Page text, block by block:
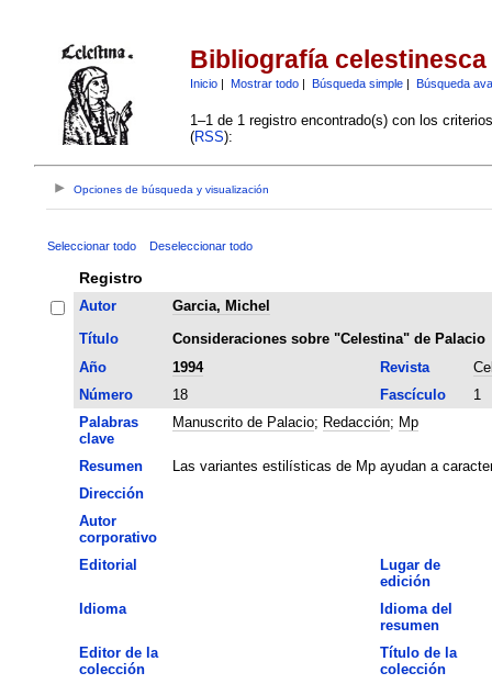
Bibliografía celestinesca
Inicio| Mostrar todo| Búsqueda simple| Búsqueda
1–1 de 1 registro encontrado(s) con los
(RSS):
Opciones de búsqueda y visualización
Seleccionar todo Deseleccionar todo
Registro
Autor
Garcia, Michel
Título
Consideraciones sobre "Celestina" de Palacio
Año
1994 Revista
Número
18 Fascículo
1
Palabras
clave
Manuscrito de Palacio; Redacción; Mp
Resumen
Las variantes estilísticas de Mp ayudan a
Dirección
Autor
corporativo
Editorial
Lugar de
edición
Idioma
Idioma del
resumen
Editor de la
colección
Título de la
colección